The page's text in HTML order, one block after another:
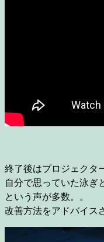
終了後はプロジェクタ
自分で思っていた泳
という声が多数。。
改善方法をアドバイス